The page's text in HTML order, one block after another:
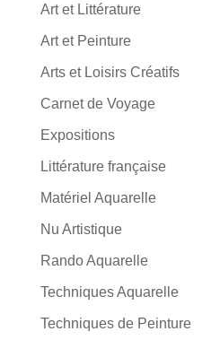
Art et Littérature
Art et Peinture
Arts et Loisirs Créatifs
Carnet de Voyage
Expositions
Littérature française
Matériel Aquarelle
Nu Artistique
Rando Aquarelle
Techniques Aquarelle
Techniques de Peinture